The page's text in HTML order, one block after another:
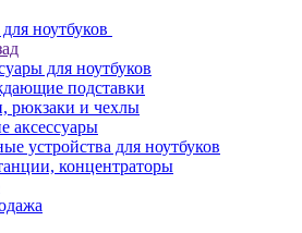
ноутбуков
для ноутбуков
подставки
рюкзаки и чехлы
аксессуары
устройства для ноутбуков
концентраторы